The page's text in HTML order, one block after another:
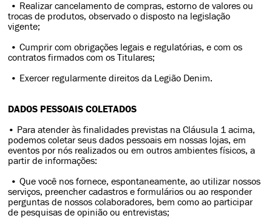
• Realizar cancelamento de compras, estorno de valores ou
trocas de produtos, observado o disposto na legislação
vigente;
• Cumprir com obrigações legais e regulatórias, e com os
contratos firmados com os Titulares;
• Exercer regularmente direitos da Legião Denim.
DADOS PESSOAIS COLETADOS
• Para atender às finalidades previstas na Cláusula 1 acima,
podemos coletar seus dados pessoais em nossas lojas, em
eventos por nós realizados ou em outros ambientes físicos, a
partir de informações:
• Que você nos fornece, espontaneamente, ao utilizar nossos
serviços, preencher cadastros e formulários ou ao responder
perguntas de nossos colaboradores, bem como ao participar
de pesquisas de opinião ou entrevistas;